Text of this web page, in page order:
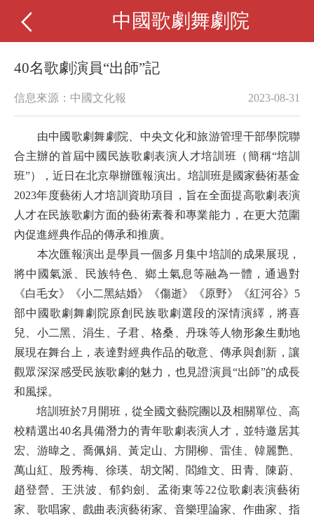
中國歌劇舞劇院
40名歌劇演員“出師”記
信息來源：中國文化報 2023-08-31
由中國歌劇舞劇院、中央文化和旅游管理干部學院聯
合主辦的首屆中國民族歌劇表演人才培訓班（簡稱“培訓
班”），近日在北京舉辦匯報演出。培訓班是國家藝術基金
2023年度藝術人才培訓資助項目，旨在全面提高歌劇表演
人才在民族歌劇方面的藝術素養和專業能力，在更大范圍
內促進經典作品的傳承和推廣。
本次匯報演出是學員一個多月集中培訓的成果展現，
將中國氣派、民族特色、鄉土氣息等融為一體，通過對
《白毛女》《小二黑結婚》《傷逝》《原野》《紅河谷》5
部中國歌劇舞劇院原創民族歌劇選段的深情演繹，將喜
兒、小二黑、涓生、子君、格桑、丹珠等人物形象生動地
展現在舞台上，表達對經典作品的敬意、傳承與創新，讓
觀眾深深感受民族歌劇的魅力，也見證演員“出師”的成長
和風採。
培訓班於7月開班，從全國文藝院團以及相關單位、高
校精選出40名具備潛力的青年歌劇表演人才，並特邀居其
宏、游暐之、喬佩娟、黃定山、方開柳、雷佳、韓麗艷、
萬山紅、殷秀梅、徐瑛、胡文閣、閻維文、田青、陳蔚、
趙登營、王洪波、郁鈞劍、孟衛東等22位歌劇表演藝術
家、歌唱家、戲曲表演藝術家、音樂理論家、作曲家、指